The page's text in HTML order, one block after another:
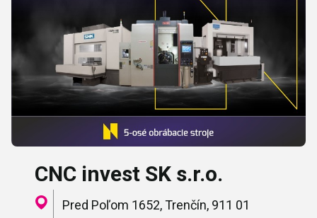
CNC invest SK s.r.o.
Pred Poľom 1652, Trenčín, 911 01